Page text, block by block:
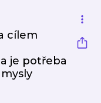
cílem
je potřeba